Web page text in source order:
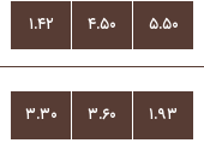
۱.۴۲ ۴.۵۰ ۵.۵۰
۳.۳۰ ۳.۶۰ ۱.۹۳